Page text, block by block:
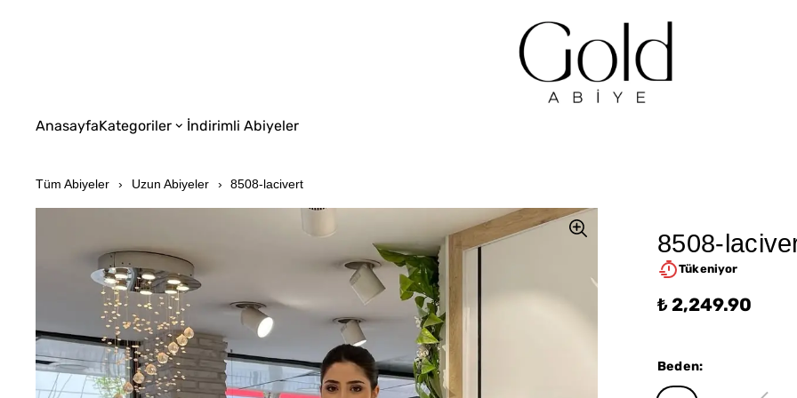
AnasayfaKategoriler İndirimli Abiyeler
Tüm Abiyeler Uzun Abiyeler 8508-lacivert
8508-
Tükeniyor
₺ 2,249.90
Beden: